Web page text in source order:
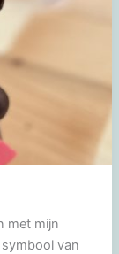
met mijn
van